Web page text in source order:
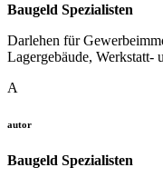
Baugeld Spezialisten
Darlehen für
Lagergebäude, Werkstatt-
A
autor
Baugeld Spezialisten